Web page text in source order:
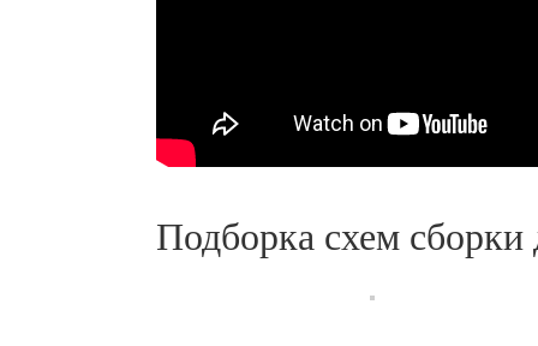
Подборка схем сборки